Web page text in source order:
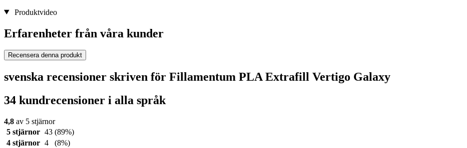
Produktvideo
Erfarenheter från våra kunder
Recensera denna produkt
svenska recensioner skriven för Fillamentum PLA Extrafill Vertigo Galaxy
34 kundrecensioner i alla språk
4,8 av 5 stjärnor
5 stjärnor 43 (89%)
4 stjärnor 4
(8%)